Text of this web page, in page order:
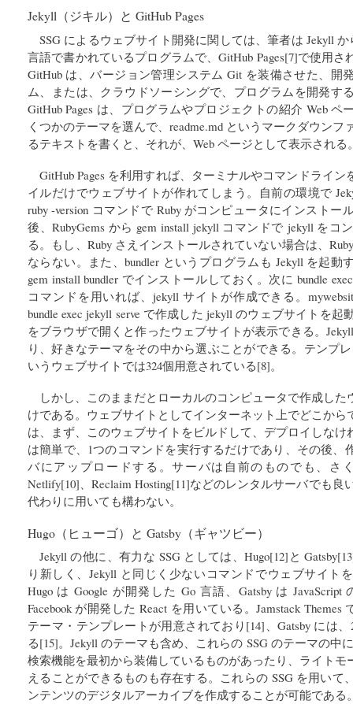
Jekyll（ジキル）と GitHub Pages
SSG によるウェブサイト開発に関しては、筆者は Jekyll
言語で書かれているプログラムで、GitHub Pages[7]で使用
GitHub は、バージョン管理システム Git を装備させた、開
ム、または、クラウドソーシングで、プログラムを開発す
GitHub Pages は、プログラムやプロジェクトの紹介 Web
くつかのテーマを選んで、readme.md というマークダウンフ
るテキストを書くと、それが、Web ページとして表示される
GitHub Pages を利用すれば、ターミナルやコマンドライ
イルだけでウェブサイトが作れてしまう。自前の環境で
ruby -version コマンドで Ruby がコンピュータにインストー
後、RubyGems から gem install jekyll コマンドで jekyll をコ
る。もし、Ruby さえインストールされていない場合は、
ならない。また、bundler というプログラムも Jekyll を起動
gem install bundler でインストールしておく。次に bundle
コマンドを用いれば、jekyll サイトが作成できる。
bundle exec jekyll serve で作成した jekyll のウェブサイトを起
をブラウザで開くと作ったウェブサイトが表示できる。
り、好きなテーマをその中から選ぶことができる。テンプレ
いうウェブサイトでは324個用意されている[8]。
しかし、このままだとローカルのコンピュータで作成し
けである。ウェブサイトとしてインターネット上でどこか
は、まず、このウェブサイトをビルドして、デプロイしな
は簡単で、1つのコマンドを実行するだけであり、その後、
バにアップロードする。サーバは自前のものでも、さ
Netlify[10]、Reclaim Hosting[11]などのレンタルサーバでも良
代わりに用いても構わない。
Hugo（ヒューゴ）と Gatsby（ギャツビー）
Jekyll の他に、有力な SSG としては、Hugo[12]と
り新しく、Jekyll と同じく少ないコマンドでウェブサイト
Hugo は Google が開発した Go 言語、Gatsby は
Facebook が開発した React を用いている。Jamstack Themes
テーマ・テンプレートが用意されており[14]、Gatsby には
る[15]。Jekyll のテーマも含め、これらの SSG のテーマの中
検索機能を最初から装備しているものがあったり、ライトモ
えることができるものも存在する。これらの SSG を用いて
ンテンツのデジタルアーカイブを作成することが可能である